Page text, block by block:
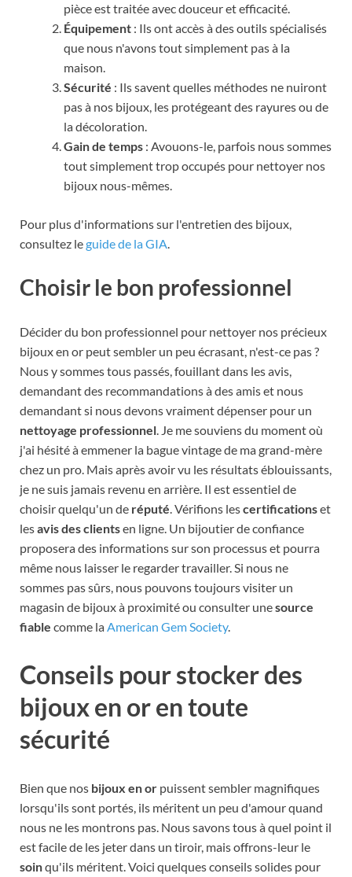
pièce est traitée avec douceur et efficacité.
Équipement : Ils ont accès à des outils spécialisés
que nous n'avons tout simplement pas à la
maison.
Sécurité : Ils savent quelles méthodes ne nuiront
pas à nos bijoux, les protégeant des rayures ou de
la décoloration.
Gain de temps : Avouons-le, parfois nous sommes
tout simplement trop occupés pour nettoyer nos
bijoux nous-mêmes.
Pour plus d'informations sur l'entretien des bijoux,
consultez leguide de la GIA.
Choisir le bon professionnel
Décider du bon professionnel pour nettoyer nos précieux
bijoux en or peut sembler un peu écrasant, n'est-ce pas ?
Nous y sommes tous passés, fouillant dans les avis,
demandant des recommandations à des amis et nous
demandant si nous devons vraiment dépenser pour un
nettoyage professionnel . Je me souviens du moment où
j'ai hésité à emmener la bague vintage de ma grand-mère
chez un pro. Mais après avoir vu les résultats éblouissants,
je ne suis jamais revenu en arrière. Il est essentiel de
choisir quelqu'un de réputé . Vérifions lescertificationset
lesavis des clientsen ligne. Un bijoutier de confiance
proposera des informations sur son processus et pourra
même nous laisser le regarder travailler. Si nous ne
sommes pas sûrs, nous pouvons toujours visiter un
magasin de bijoux à proximité ou consulter unesource
fiable comme la American Gem Society.
Conseils pour stocker des
bijoux en or en toute
sécurité
Bien que nos bijoux en or puissent sembler magnifiques
lorsqu'ils sont portés, ils méritent un peu d'amour quand
nous ne les montrons pas. Nous savons tous à quel point il
est facile de les jeter dans un tiroir, mais offrons-leur le
soinqu'ils méritent. Voici quelques conseils solides pour